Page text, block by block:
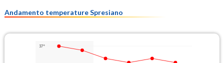
Andamento temperature Spresiano
37°